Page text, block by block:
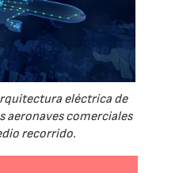
eléctrica de
aeronaves comerciales
recorrido.